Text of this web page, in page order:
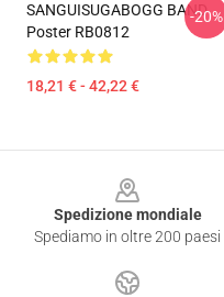
SANGUISUGABOGG BAND
Poster RB0812
18,21 € - 42,22 €
-20%
Spedizione mondiale
Spediamo in oltre 200 paesi